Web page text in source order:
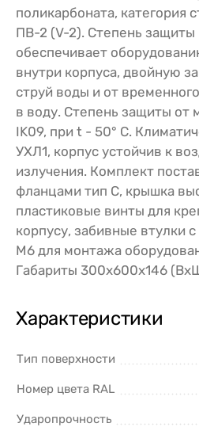
поликарбоната, категория
ПВ-2 (V-2). Степень защиты
обеспечивает
внутри корпуса, двойную
струй воды и от
в воду. Степень защиты от
IK09, при t - 50° C.
УХЛ1, корпус устойчив к
излучения. Комплект
фланцами тип C, крышка
пластиковые винты для
корпусу, забивные втулки
M6 для монтажа
Габариты 300x600x146
Характеристики
Тип поверхности
Номер цвета RAL
Ударопрочность